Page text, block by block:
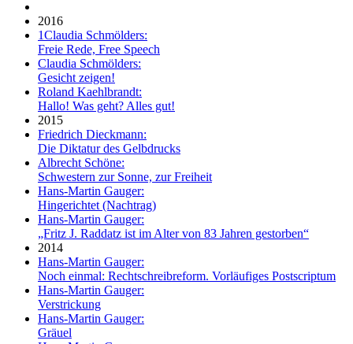
2016
1Claudia Schmölders:
Freie Rede, Free Speech
Claudia Schmölders:
Gesicht zeigen!
Roland Kaehlbrandt:
Hallo! Was geht? Alles gut!
2015
Friedrich Dieckmann:
Die Diktatur des Gelbdrucks
Albrecht Schöne:
Schwestern zur Sonne, zur Freiheit
Hans-Martin Gauger:
Hingerichtet (Nachtrag)
Hans-Martin Gauger:
„Fritz J. Raddatz ist im Alter von 83 Jahren gestorben“
2014
Hans-Martin Gauger:
Noch einmal: Rechtschreibreform. Vorläufiges Postscriptum
Hans-Martin Gauger:
Verstrickung
Hans-Martin Gauger:
Gräuel